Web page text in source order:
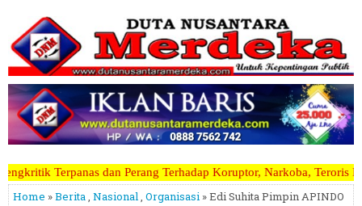
Terhadap Koruptor, Narkoba, Teroris Musuh Rakyat
Home »Berita, Nasional, Organisasi » Edi Suhita Pimpin APINDO